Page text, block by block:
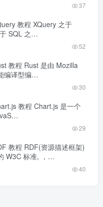
37
教程 XQuery 之于
SQL 之…
52
教程 Rust 是由 Mozilla
编译型编…
30
教程 Chart.js 是一个
29
教程 RDF(资源描述框架)
W3C 标准, ，…
40